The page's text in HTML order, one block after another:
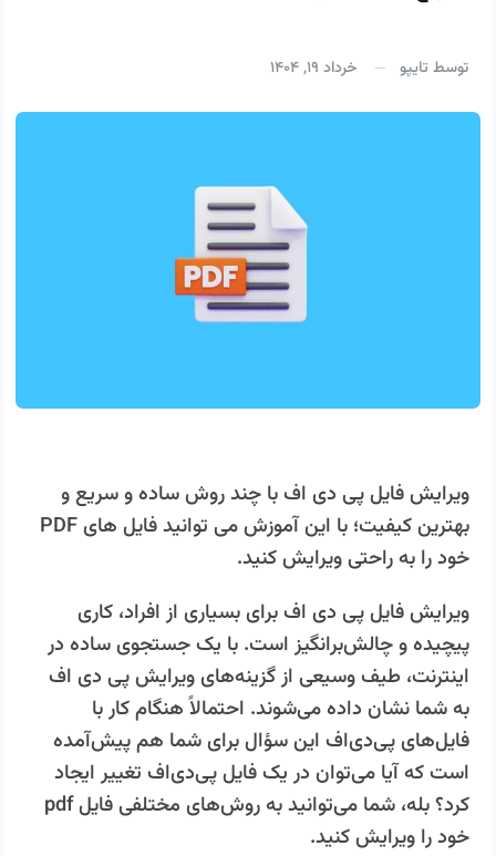
توسط تایپو خرداد ۱۹, ۱۴۰۴
ویرایش فایل پی دی اف با چند روش ساده و سریع و
بهترین کیفیت؛ با این آموزش می توانید فایل های PDF
خود را به راحتی ویرایش کنید.
ویرایش فایل پی دی اف برای بسیاری از افراد، کاری
پیچیده و چالش‌برانگیز است. با یک جستجوی ساده در
اینترنت، طیف وسیعی از گزینه‌های ویرایش پی دی اف
به شما نشان داده می‌شوند. احتمالاً هنگام کار با
فایل‌های پی‌دی‌اف این سؤال برای شما هم پیش‌آمده
است که آیا می‌توان در یک فایل پی‌دی‌اف تغییر ایجاد
کرد؟ بله، شما می‌توانید به روش‌های مختلفی فایل pdf
خود را ویرایش کنید.